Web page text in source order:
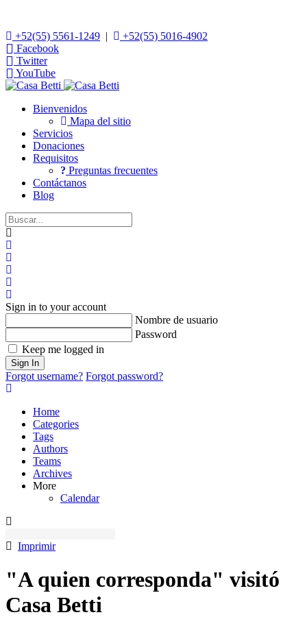
+52(55) 5561-1249 |
+52(55) 5016-4902
Facebook
Twitter
YouTube
Bienvenidos
Mapa del sitio
Servicios
Donaciones
Requisitos
Preguntas frecuentes
Contáctanos
Blog
Sign in to your account
Nombre de usuario
Password
Keep me logged in
Sign In
Forgot username? Forgot password?
Home
Categories
Tags
Authors
Teams
Archives
More
Calendar
Imprimir
"A quien corresponda" visitó
Casa Betti